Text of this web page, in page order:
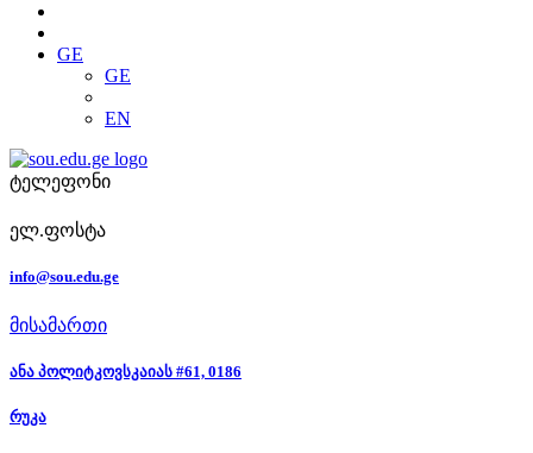
GE
GE
EN
ტელეფონი
ელ.ფოსტა
info@sou.edu.ge
მისამართი
ანა პოლიტკოვსკაიას #61, 0186
რუკა